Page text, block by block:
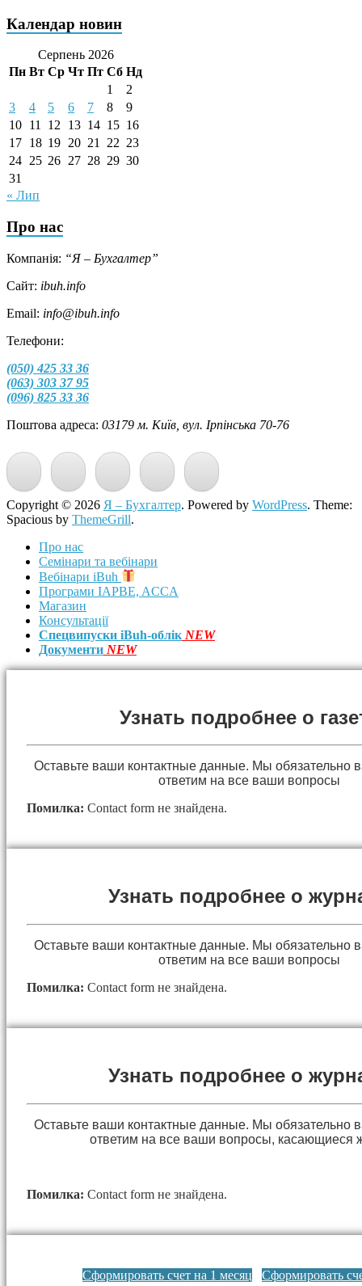
Календар новин
Серпень 2026
Пн Вт Ср Чт Пт Сб Нд
1
2
3
4 5 6 7 8
9
10 11 12 13 14 15 16
17 18 19 20 21 22 23
24 25 26 27 28 29 30
31
« Лип
Про нас
Компанія: “Я – Бухгалтер”
Сайт: ibuh.info
Email: info@ibuh.info
Телефони:
(050) 425 33 36
(063) 303 37 95
(096) 825 33 36
Поштова адреса: 03179 м. Київ, вул. Ірпінська 70-76
Copyright © 2026 Я – Бухгалтер. Powered by WordPress. Theme:
Spacious by ThemeGrill.
Про нас
Семінари та вебінари
Вебінари iBuh
Програми IAPBE, ACCA
Магазин
Консультації
Спецвипуски iBuh-облік NEW
Документи NEW
Узнать подробнее о
Оставьте ваши контактные данные. Мы обязательно
ответим на все ваши вопросы
Помилка: Contact form не знайдена.
Узнать подробнее о
Оставьте ваши контактные данные. Мы обязательно
ответим на все ваши вопросы
Помилка: Contact form не знайдена.
Узнать подробнее о
Оставьте ваши контактные данные. Мы обязательно
ответим на все ваши вопросы, касающиеся
Помилка: Contact form не знайдена.
Сформировать счет на 1 месяц Сформировать